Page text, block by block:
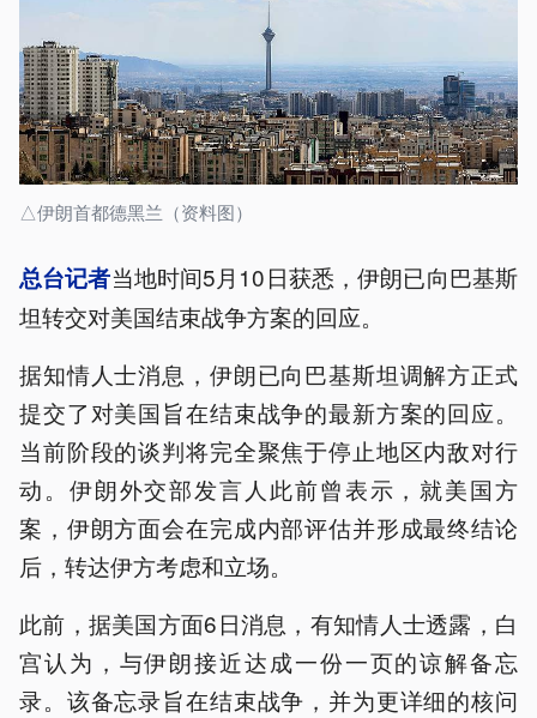
△伊朗首都德黑兰（资料图）
总台记者当地时间5月10日获悉，伊朗已向巴基斯
坦转交对美国结束战争方案的回应。
据知情人士消息，伊朗已向巴基斯坦调解方正式
提交了对美国旨在结束战争的最新方案的回应。
当前阶段的谈判将完全聚焦于停止地区内敌对行
动。伊朗外交部发言人此前曾表示，就美国方
案，伊朗方面会在完成内部评估并形成最终结论
后，转达伊方考虑和立场。
此前，据美国方面6日消息，有知情人士透露，白
宫认为，与伊朗接近达成一份一页的谅解备忘
录。该备忘录旨在结束战争，并为更详细的核问